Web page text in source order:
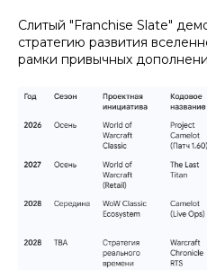
Слитый "Franchise Slate"
стратегию развития
рамки привычных